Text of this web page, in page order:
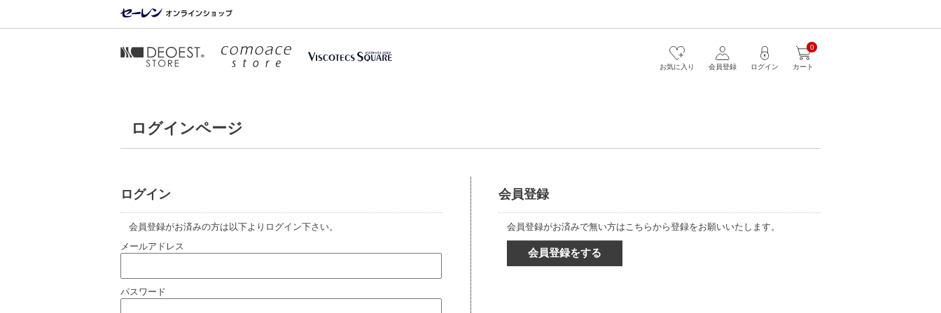
カート
0
ログイン
会員登録
お気に入り
ログインページ
ログイン
会員登録がお済みの方は以下よりログイン下さい。
メールアドレス
パスワード
会員登録
会員登録がお済みで無い方はこちらから登録をお願いいたします。
会員登録をする